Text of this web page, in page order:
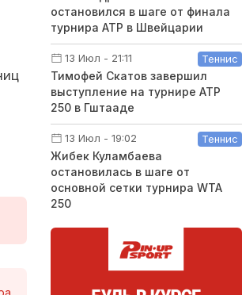
остановился в шаге от финала
турнира ATP в Швейцарии
13 Июл - 21:11 Теннис
Тимофей Скатов завершил
выступление на турнире ATP
250 в Гштааде
13 Июл - 19:02 Теннис
Жибек Куламбаева
остановилась в шаге от
основной сетки турнира WTA
250